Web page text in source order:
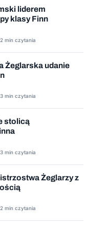
liderem
klasy Finn
2 min czytania
Żeglarska udanie
3 min czytania
stolicą
3 min czytania
Żeglarzy z
2 min czytania